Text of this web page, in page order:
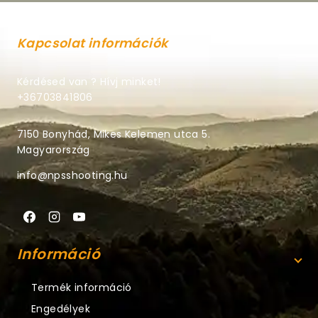
Kapcsolat információk
Kérdésed van ? Hívj minket!
+36703841806
7150 Bonyhád, Mikes Kelemen utca 5.
Magyarország
info@npsshooting.hu
Információ
Termék információ
Engedélyek